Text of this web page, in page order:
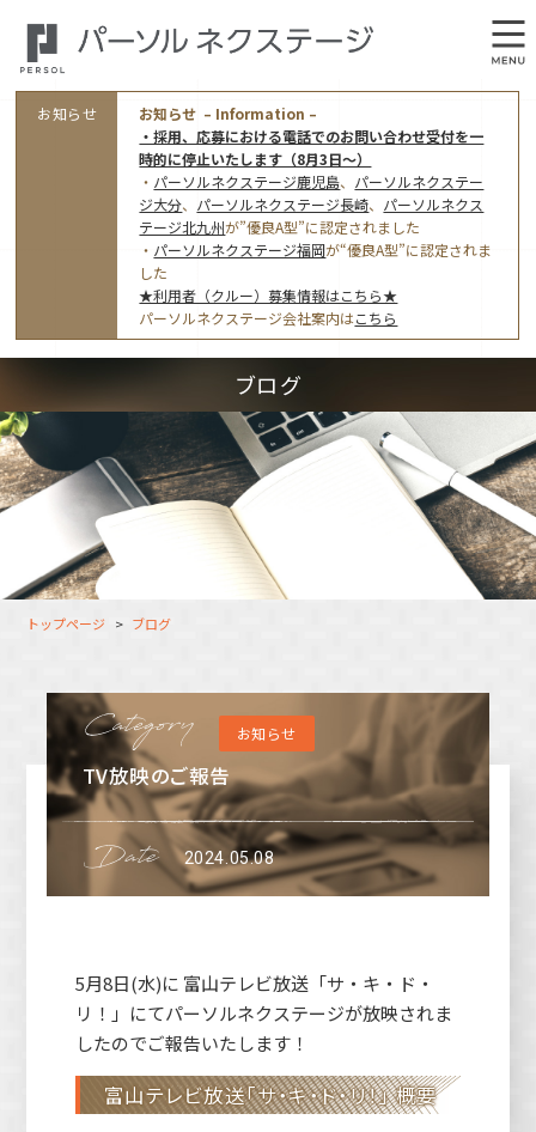
オフィス案内・アクセス
アクセストップ
東京オフィス
福岡オフィス
鹿児島オフィス
大分オフィス
長崎オフィス
福岡コネクトオフィス
松山オフィス
広島オフィス
高松オフィス
事業モデルと仕事内容
ワークスタイル
指定就労継続支援Ａ型事業所にかかる情報公表
採用情報トップ
利用者（クルー）募集
支援スタッフ（タレント） 募集
利用者（クルー）データ
お知らせ
お知らせ – Information –
・採用、応募における電話でのお問い合わせ受付を一
時的に停止いたします（8月3日～）
・ パーソルネクステージ鹿児島、 パーソルネクステー
ジ大分、 パーソルネクステージ長崎、 パーソルネクス
テージ北九州が”優良A型”に認定されました
・ パーソルネクステージ福岡が“優良A型”に認定されま
した
★利用者（クルー）募集情報はこちら★
パーソルネクステージ会社案内はこちら
ブログ
トップページ ブログ
お知らせ
TV放映のご報告
2024.05.08
5月8日(水)に 富山テレビ放送「サ・キ・ド・
リ！」にてパーソルネクステージが放映されま
したのでご報告いたします！
富山テレビ放送「サ・キ・ド・リ！」 概要